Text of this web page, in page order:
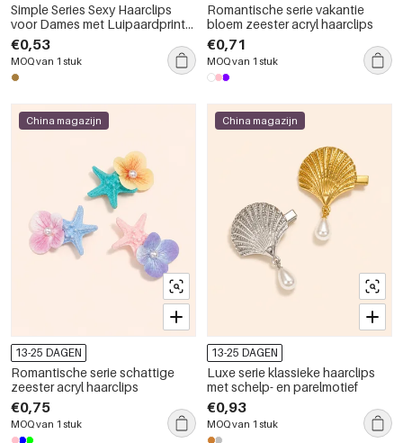
Simple Series Sexy Haarclips
voor Dames met Luipaardprint
van Acryl
€0,53
MOQ van 1 stuk
Romantische serie vakantie
bloem zeester acryl haarclips
€0,71
MOQ van 1 stuk
China magazijn
13-25 DAGEN
Romantische serie schattige
zeester acryl haarclips
€0,75
MOQ van 1 stuk
China magazijn
13-25 DAGEN
Luxe serie klassieke haarclips
met schelp- en parelmotief
€0,93
MOQ van 1 stuk